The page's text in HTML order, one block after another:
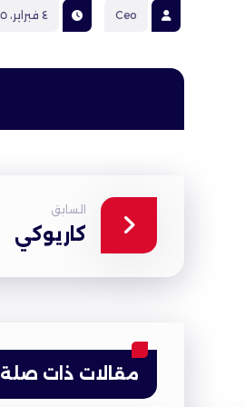
Ceo ٤ فبراير، ٢٠١٥
السابق
كاريوكي
مقالات ذات صلة